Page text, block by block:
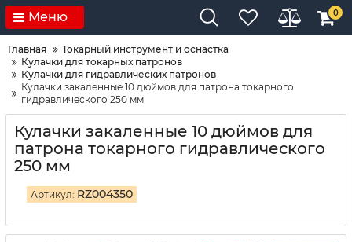
Меню 0
Главная
Токарный инструмент и оснастка
Кулачки для токарных патронов
Кулачки для гидравлических патронов
Кулачки закаленные 10 дюймов для патрона токарного
гидравлического 250 мм
Кулачки закаленные 10 дюймов для
патрона токарного гидравлического
250 мм
Артикул: RZ004350